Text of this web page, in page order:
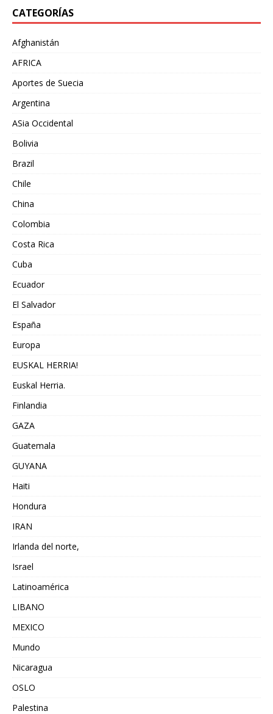
CATEGORÍAS
Afghanistán
AFRICA
Aportes de Suecia
Argentina
ASia Occidental
Bolivia
Brazil
Chile
China
Colombia
Costa Rica
Cuba
Ecuador
El Salvador
España
Europa
EUSKAL HERRIA!
Euskal Herria.
Finlandia
GAZA
Guatemala
GUYANA
Haiti
Hondura
IRAN
Irlanda del norte,
Israel
Latinoamérica
LIBANO
MEXICO
Mundo
Nicaragua
OSLO
Palestina